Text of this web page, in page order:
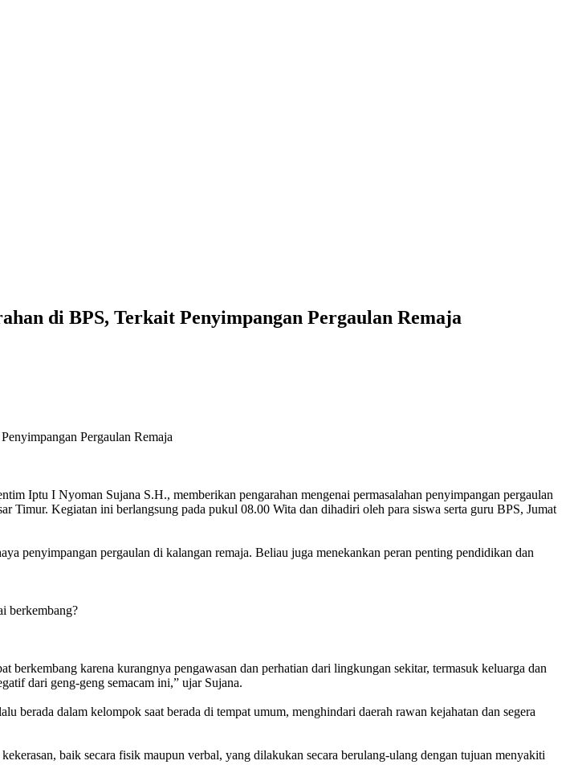
di BPS, Terkait Penyimpangan Pergaulan Remaja
Pergaulan Remaja
I Nyoman Sujana S.H., memberikan pengarahan mengenai permasalahan penyimpangan pergaulan
Kegiatan ini berlangsung pada pukul 08.00 Wita dan dihadiri oleh para siswa serta guru BPS, Jumat
penyimpangan pergaulan di kalangan remaja. Beliau juga menekankan peran penting pendidikan dan
berkembang?
karena kurangnya pengawasan dan perhatian dari lingkungan sekitar, termasuk keluarga dan
dari geng-geng semacam ini,” ujar Sujana.
berada dalam kelompok saat berada di tempat umum, menghindari daerah rawan kejahatan dan segera
baik secara fisik maupun verbal, yang dilakukan secara berulang-ulang dengan tujuan menyakiti